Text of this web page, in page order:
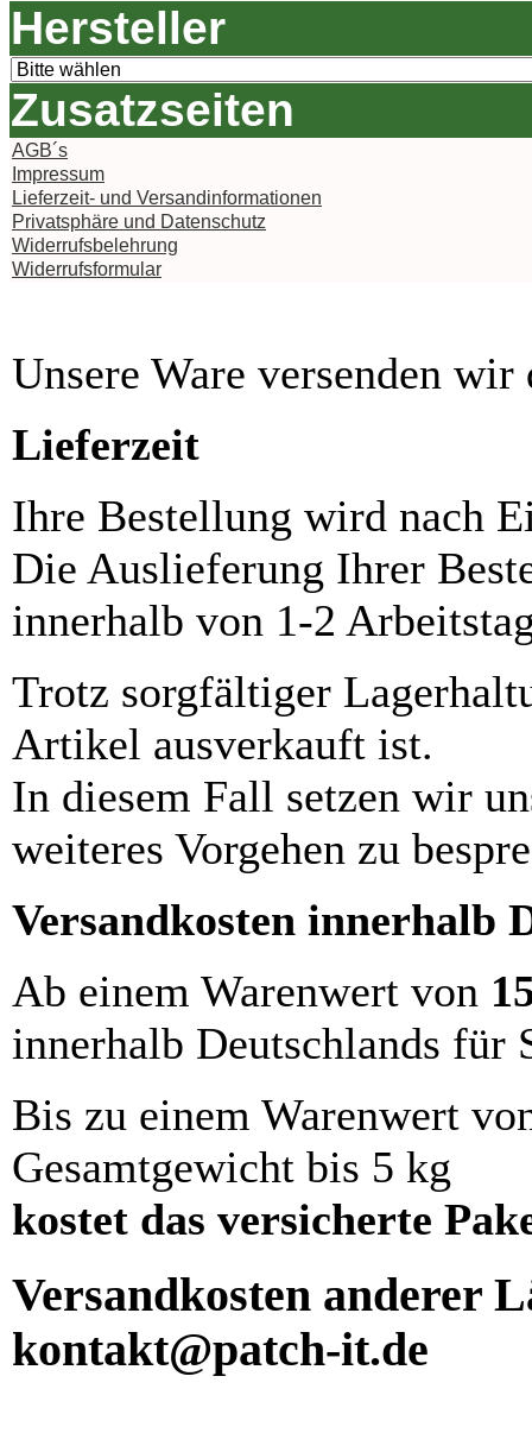
Hersteller
Zusatzseiten
AGB´s
Impressum
Lieferzeit- und Versandinformationen
Privatsphäre und Datenschutz
Widerrufsbelehrung
Widerrufsformular
Unsere Ware versenden
Lieferzeit
Ihre Bestellung wird nach
Die Auslieferung Ihrer
innerhalb von 1-2
Trotz sorgfältiger
Artikel ausverkauft ist.
In diesem Fall setzen wir
weiteres Vorgehen zu
Versandkosten innerhalb
Ab einem Warenwert von
innerhalb Deutschlands für
Bis zu einem Warenwert
Gesamtgewicht bis 5 kg
kostet das versicherte
Versandkosten anderer
kontakt@patch-it.de